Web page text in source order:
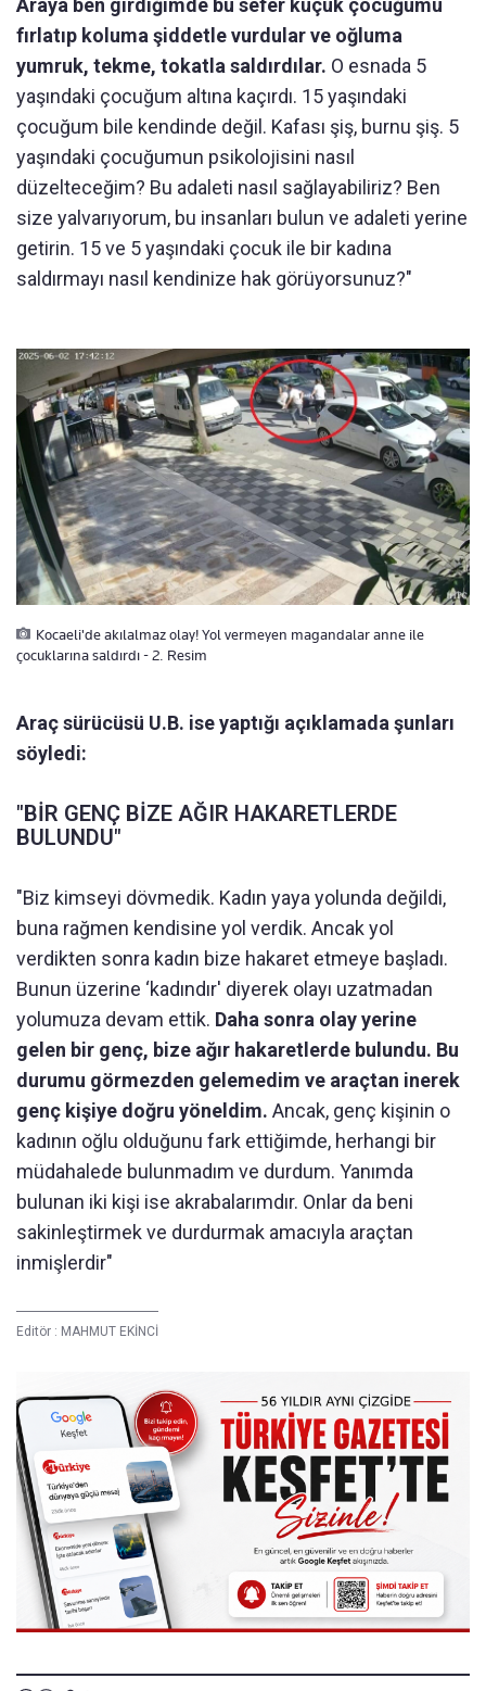
fırlatıp koluma şiddetle vurdular ve oğluma
yumruk, tekme, tokatla saldırdılar. O esnada 5
yaşındaki çocuğum altına kaçırdı. 15 yaşındaki
çocuğum bile kendinde değil. Kafası şiş, burnu şiş. 5
yaşındaki çocuğumun psikolojisini nasıl
düzelteceğim? Bu adaleti nasıl sağlayabiliriz? Ben
size yalvarıyorum, bu insanları bulun ve adaleti yerine
getirin. 15 ve 5 yaşındaki çocuk ile bir kadına
saldırmayı nasıl kendinize hak görüyorsunuz?"
Kocaeli'de akılalmaz olay! Yol vermeyen magandalar anne ile
çocuklarına saldırdı - 2. Resim
Araç sürücüsü U.B. ise yaptığı açıklamada şunları
söyledi:
"BİR GENÇ BİZE AĞIR HAKARETLERDE
BULUNDU"
"Biz kimseyi dövmedik. Kadın yaya yolunda değildi,
buna rağmen kendisine yol verdik. Ancak yol
verdikten sonra kadın bize hakaret etmeye başladı.
Bunun üzerine ‘kadındır' diyerek olayı uzatmadan
yolumuza devam ettik. Daha sonra olay yerine
gelen bir genç, bize ağır hakaretlerde bulundu. Bu
durumu görmezden gelemedim ve araçtan inerek
genç kişiye doğru yöneldim. Ancak, genç kişinin o
kadının oğlu olduğunu fark ettiğimde, herhangi bir
müdahalede bulunmadım ve durdum. Yanımda
bulunan iki kişi ise akrabalarımdır. Onlar da beni
sakinleştirmek ve durdurmak amacıyla araçtan
inmişlerdir"
Editör : MAHMUT EKİNCİ